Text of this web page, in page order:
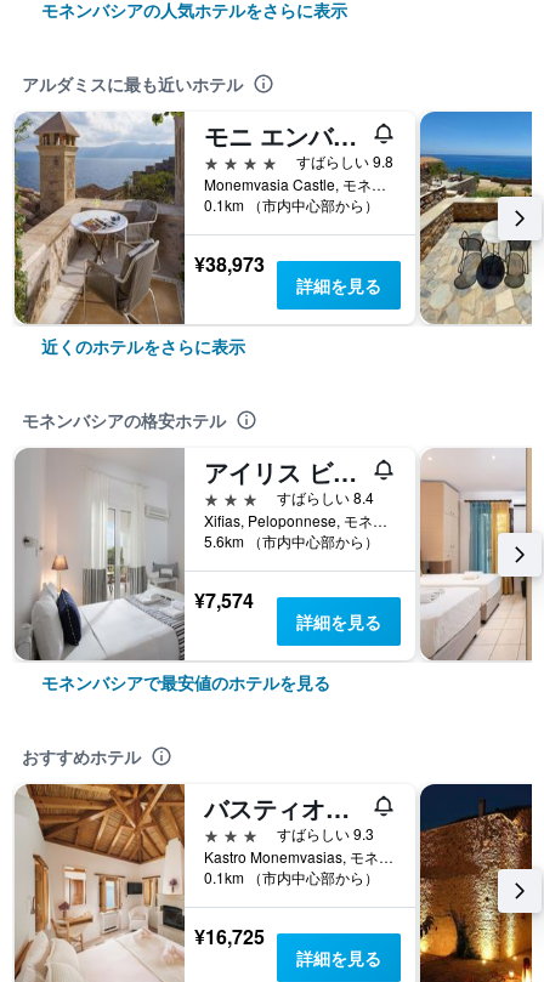
モネンバシアの人気ホテルをさらに表示
アルダミスに最も近いホテル
モニ エンバシス ラグジュアリー スイーツ
4つ星
すばらしい 9.8
Monemvasia Castle, モネンバシア, ギリシャ
0.1km （市内中心部から）
¥38,973
詳細を見る
近くのホテルをさらに表示
モネンバシアの格安ホテル
アイリス ビーチ ホテル
3つ星
すばらしい 8.4
Xifias, Peloponnese, モネンバシア, ギリシャ
5.6km （市内中心部から）
¥7,574
詳細を見る
モネンバシアで最安値のホテルを見る
おすすめホテル
バスティオーネ マルヴシア ホテル
3つ星
すばらしい 9.3
Kastro Monemvasias, モネンバシア, ギリシャ
0.1km （市内中心部から）
¥16,725
詳細を見る